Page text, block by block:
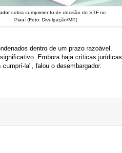
cobra cumprimento de decisão do STF no
Piauí (Foto: Divulgação/MP)
dentro de um prazo razoável.
Embora haja críticas jurídicas
la", falou o desembargador.